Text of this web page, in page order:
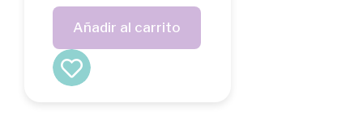
Añadir al carrito